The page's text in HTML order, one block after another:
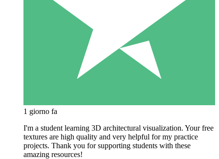
1 giorno fa
I'm a student learning 3D architectural visualization. Your free
textures are high quality and very helpful for my practice
projects. Thank you for supporting students with these
amazing resources!